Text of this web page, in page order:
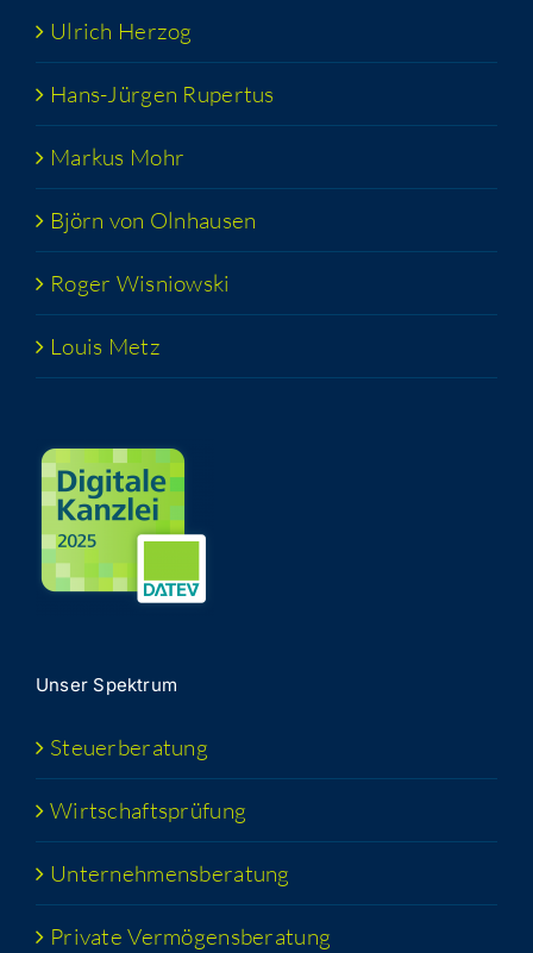
Ulrich Her­zog
Hans-Jür­­gen Rupertus
Mar­kus Mohr
Björn von Olnhausen
Roger Wis­niow­ski
Lou­is Metz
Unser Spek­trum
Steu­er­be­ra­tung
Wirt­schafts­prü­fung
Unter­neh­mens­be­ra­tung
Pri­va­te Vermögensberatung